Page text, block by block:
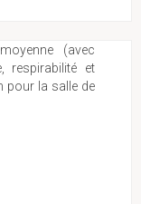
(avec
respirabilité et
pour la salle de